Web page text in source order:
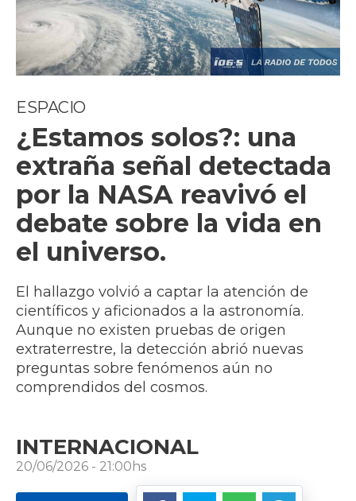
ESPACIO
¿Estamos solos?: una
extraña señal detectada
por la NASA reavivó el
debate sobre la vida en
el universo.
El hallazgo volvió a captar la atención de
científicos y aficionados a la astronomía.
Aunque no existen pruebas de origen
extraterrestre, la detección abrió nuevas
preguntas sobre fenómenos aún no
comprendidos del cosmos.
INTERNACIONAL
20/06/2026 - 21:00hs